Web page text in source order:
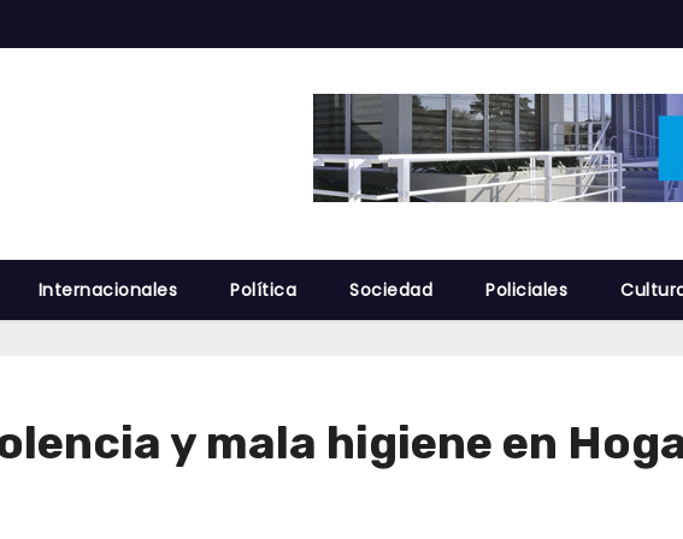
Internacionales Política Sociedad Policiales
y mala higiene en